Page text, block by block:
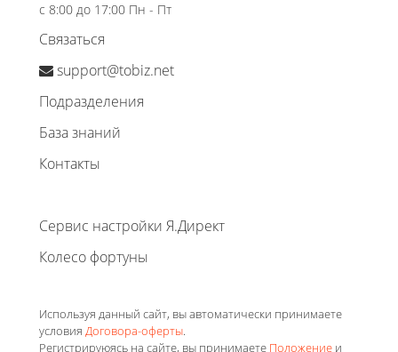
с 8:00 до 17:00 Пн - Пт
Связаться
support@tobiz.net
Подразделения
База знаний
Контакты
Сервис настройки Я.Директ
Колесо фортуны
Используя данный сайт, вы автоматически принимаете
условия Договора-оферты.
Регистрируюясь на сайте, вы принимаете Положение и